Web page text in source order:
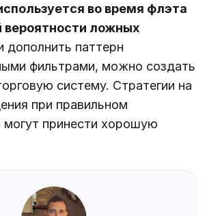
во время флэта
вероятности ложных
дополнить паттерн
фильтрами, можно создать
систему. Стратегии на
при правильном
могут принести хорошую